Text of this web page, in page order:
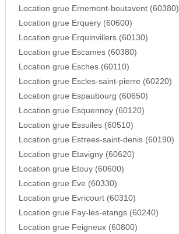
Location grue Ernemont-boutavent (60380)
Location grue Erquery (60600)
Location grue Erquinvillers (60130)
Location grue Escames (60380)
Location grue Esches (60110)
Location grue Escles-saint-pierre (60220)
Location grue Espaubourg (60650)
Location grue Esquennoy (60120)
Location grue Essuiles (60510)
Location grue Estrees-saint-denis (60190)
Location grue Etavigny (60620)
Location grue Etouy (60600)
Location grue Eve (60330)
Location grue Evricourt (60310)
Location grue Fay-les-etangs (60240)
Location grue Feigneux (60800)